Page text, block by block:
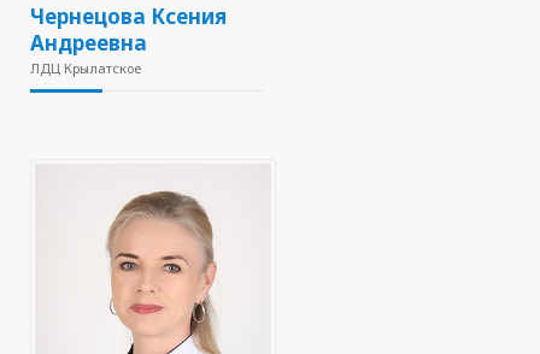
Чернецова Ксения
Андреевна
ЛДЦ Крылатское